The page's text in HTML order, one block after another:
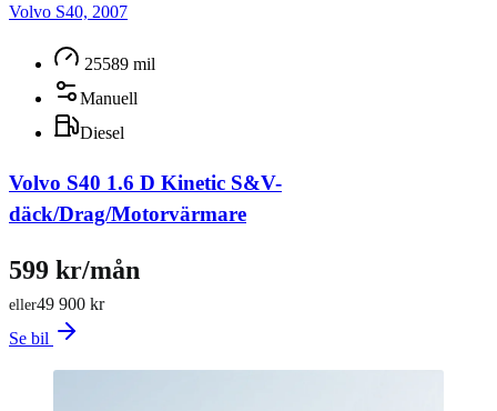
Volvo S40, 2007
25589 mil
Manuell
Diesel
Volvo S40 1.6 D Kinetic S&V-
däck/Drag/Motorvärmare
49 900 kr
eller
599 kr/mån
Se bil